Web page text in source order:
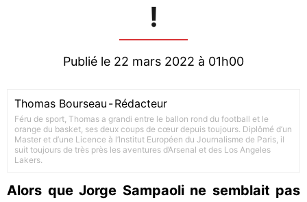
!
Publié le 22 mars 2022 à 01h00
Thomas Bourseau -Rédacteur
Féru de sport, Thomas a grandi entre le ballon rond du football et le
orange du basket, ses deux coups de cœur depuis toujours. Diplômé d’un
Master et d’une Licence à l’Institut Européen du Journalisme de Paris, il
suit toujours de très près les aventures d’Arsenal et des Los Angeles
Lakers.
Alors que Jorge Sampaoli ne semblait pas